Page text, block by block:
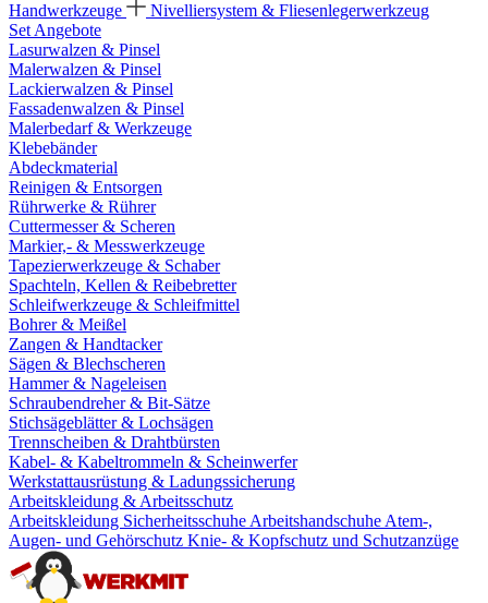
Handwerkzeuge
Nivelliersystem & Fliesenlegerwerkzeug
Set Angebote
Lasurwalzen & Pinsel
Malerwalzen & Pinsel
Lackierwalzen & Pinsel
Fassadenwalzen & Pinsel
Malerbedarf & Werkzeuge
Klebebänder
Abdeckmaterial
Reinigen & Entsorgen
Rührwerke & Rührer
Cuttermesser & Scheren
Markier,- & Messwerkzeuge
Tapezierwerkzeuge & Schaber
Spachteln, Kellen & Reibebretter
Schleifwerkzeuge & Schleifmittel
Bohrer & Meißel
Zangen & Handtacker
Sägen & Blechscheren
Hammer & Nageleisen
Schraubendreher & Bit-Sätze
Stichsägeblätter & Lochsägen
Trennscheiben & Drahtbürsten
Kabel- & Kabeltrommeln & Scheinwerfer
Werkstattausrüstung & Ladungssicherung
Arbeitskleidung & Arbeitsschutz
Arbeitskleidung Sicherheitsschuhe Arbeitshandschuhe Atem-,
Augen- und Gehörschutz Knie- & Kopfschutz und Schutzanzüge